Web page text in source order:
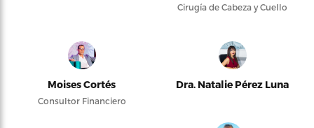
Cirugía de Cabeza y Cuello
Moises Cortés
Consultor Financiero
Dra. Natalie Pérez Luna